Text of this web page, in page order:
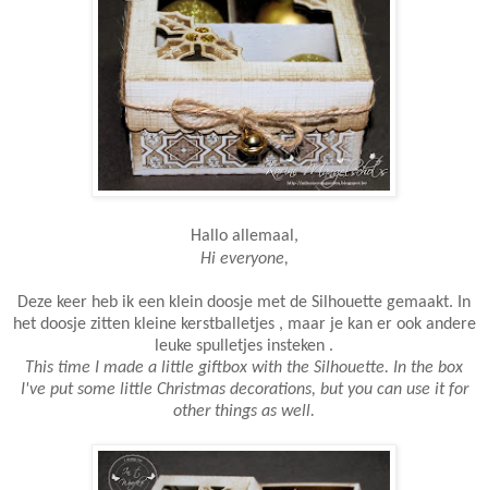
Hallo allemaal,
Hi everyone,
Deze keer heb ik een klein doosje met de Silhouette gemaakt. In
het doosje zitten kleine kerstballetjes , maar je kan er ook andere
leuke spulletjes insteken .
This time I made a little giftbox with the Silhouette. In the box
I've put some little Christmas decorations, but you can use it for
other things as well.